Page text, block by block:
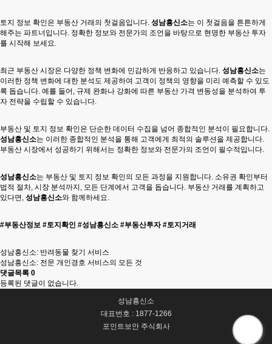
토지 정보 확인은 부동산 거래의 첫걸음입니다. 성남흥신소는 이 첫걸음을 튼튼하게
해주는 파트너입니다. 정확한 정보와 전문가의 조언을 바탕으로 현명한 부동산 투자
를 시작해 보세요.
최근 부동산 시장은 다양한 정책 변화에 민감하게 반응하고 있습니다. 성남흥신소는
이러한 정책 변화에 대한 분석도 제공하여 고객이 정책의 영향을 미리 예측할 수 있도
록 돕습니다. 예를 들어, 규제 완화나 강화에 따른 부동산 가격 변동성을 분석하여 투
자 전략을 수립할 수 있습니다.
부동산 및 토지 정보 확인은 단순한 데이터 수집을 넘어 종합적인 분석이 필요합니다.
성남흥신소는 이러한 종합적인 분석을 통해 고객에게 최적의 솔루션을 제공합니다.
부동산 시장에서 성공하기 위해서는 정확한 정보와 전문가의 조언이 필수적입니다.
성남흥신소는 부동산 및 토지 정보 확인의 모든 과정을 지원합니다. 소유권 확인부터
법적 절차, 시장 분석까지, 모든 단계에서 고객을 돕습니다. 부동산 거래를 계획하고
있다면, 성남흥신소와 함께하세요.
#부동산정보 #토지확인 #성남흥신소 #부동산투자 #토지거래
성남흥신소: 반려동물 찾기 서비스
성남흥신소: 전문 개인경호 서비스의 모든 것
댓글목록 0
등록된 댓글이 없습니다.
성남흥신소
대표번호 : 1877-1266
포인트보안 주식회사